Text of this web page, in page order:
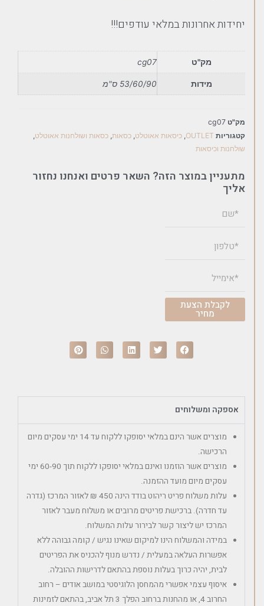
יחידות אחרונות במלאי עודפים!!!
מק"ט cg07
מידות 53/60/90 ס"מ
מק"ט cg07
קטגוריות OUTLET
, כיסאות אאוטלט, כסאות, כסאות ושולחנות אאוטלט,
שולחנות וכיסאות
מתעניין במוצר הזה? השאר פרטים ואנחנו נחזור
אליך
לקבלת הצעת
מחיר
אספקה ומשלוחים
מוצרים אשר הינם במלאי יסופקו ללקוח עד 14 ימי עסקים מיום
הרכישה.
מוצרים אשר הוזמנו ואינם במלאי יסופקו ללקוח תוך 60-90 ימי
עסקים מיום מועד ההזמנה.
עלות משלוח פריט ריהוט בודד הינה 450 ₪ לאזור המרכז (גדרה
עד חדרה). ברכישת פריטים מרובים או משלוח מעבר לאזור
המרכז יש ליצור קשר לבירור עלות המשלוח.
במידה והמשלוח הינו למיקום שאינו נגיש / קומה גבוהה ללא
אפשרות העלאה במעלית / נדרש מנוף להכניס את הפריטים
לבית, יהיה כרוך בעלות נוספת בהתאם לדרישות ההובלה.
איסוף עצמי אפשרי מהמחסן הלוגיסטי במושב אודים – רחוב
החרוב 4, או מהחנות ברחוב הפלך 3 תל אביב, בהתאם לזמינות